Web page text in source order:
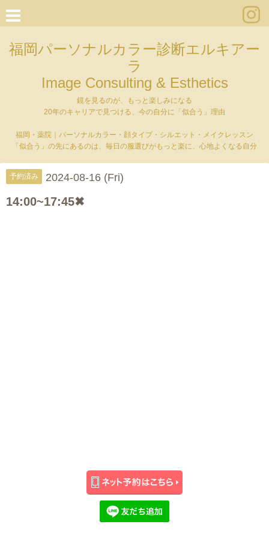
福岡パーソナルカラー診断エルキアー
ラ
Image Consulting & Esthetics
鏡を見るのが、もっと楽しみになる
20年のキャリアで見つける、今の自分に「似合う」理由
福岡・薬院｜パーソナルカラー・顔タイプ・シルエット・メイクレッスン
「似合う」の先にあるのは、毎日の服選びがもっと楽に、心地よくなる自分
予約済み 2024-08-16 (Fri)
14:00~17:45✖